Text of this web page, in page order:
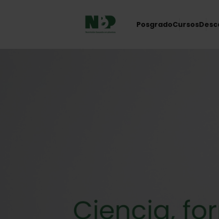
PosgradoCursos